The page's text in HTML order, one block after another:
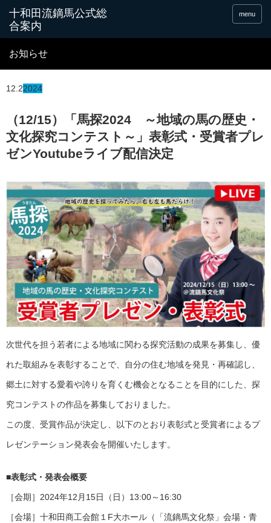
十和田流鏑馬公式総
合案内
menu
お知らせ
12.22024
（12/15）「馬探2024 ～地域の馬の歴史・
文化探究コンテスト～」表彰式・受賞者プレ
ゼンYoutubeライブ配信決定
次世代を担う若者による地域に関わる探究活動の成果を募集し、優
れた取組みを表彰することで、自分の住む地域を発見・再確認し、
郷土に対する愛着や誇りを育くむ機会となることを目的にした、探
究コンテストの作品を募集しておりました。
この度、受賞作品が決定し、以下のとおり表彰式と受賞者によるプ
レゼンテーション発表会を開催いたします。
■表彰式・発表会概要
［会期］2024年12月15日（日）13:00～16:30
［会場］十和田商工会館１F大ホール（「流鏑馬文化祭」会場・青